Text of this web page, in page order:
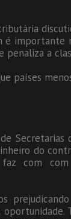
é importante
penaliza a
países
Secretarias
do
com